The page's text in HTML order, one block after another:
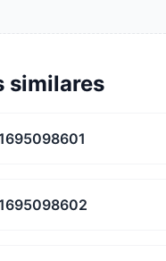
similares